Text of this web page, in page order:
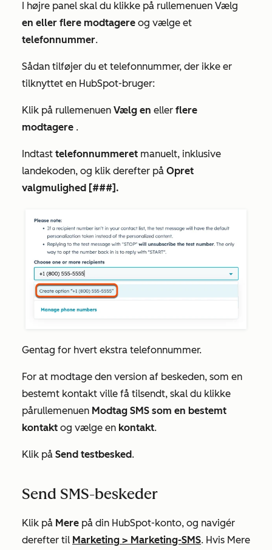
I højre panel skal du klikke på rullemenuen Vælg
en eller flere modtagere og vælge et
telefonnummer.
Sådan tilføjer du et telefonnummer, der ikke er
tilknyttet en HubSpot-bruger:
Klik på rullemenuen Vælg en eller flere
modtagere .
Indtast telefonnummeret manuelt, inklusive
landekoden, og klik derefter på Opret
valgmulighed [###].
Gentag for hvert ekstra telefonnummer.
For at modtage den version af beskeden, som en
bestemt kontakt ville få tilsendt, skal du klikke
pårullemenuen Modtag SMS som en bestemt
kontakt og vælge en kontakt.
Klik på Send testbesked.
Send SMS-beskeder
Klik på Mere på din HubSpot-konto, og navigér
derefter til Marketing > Marketing-SMS. Hvis Mere